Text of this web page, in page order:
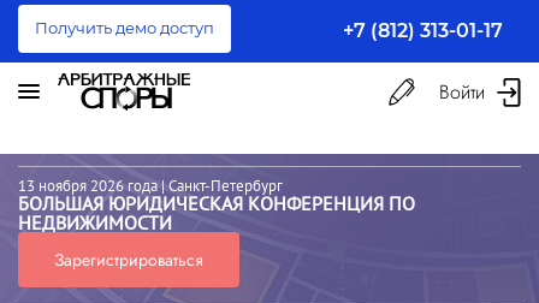
Получить демо доступ +7 (812) 313-01-17
Войти
13 ноября 2026 года | Санкт-Петербург
БОЛЬШАЯ ЮРИДИЧЕСКАЯ КОНФЕРЕНЦИЯ ПО
НЕДВИЖИМОСТИ
Зарегистрироваться